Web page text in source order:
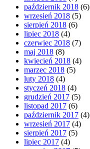
październik 2018 (6)
wrzesień 2018 (5)
sierpień 2018 (6)
lipiec 2018 (4)
czerwiec 2018 (7)
maj 2018 (8)
kwiecień 2018 (4)
marzec 2018 (5)
luty 2018 (4)
styczeń 2018 (4)
grudzień 2017 (5)
listopad 2017 (6)
październik 2017 (4)
wrzesień 2017 (4)
sierpień 2017 (5)
lipiec 2017 (4)